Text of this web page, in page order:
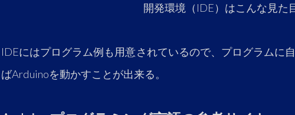
開発環境（IDE）はこんな見た
IDEにはプログラム例も用意されているので、プログラムに
ばArduinoを動かすことが出来る。